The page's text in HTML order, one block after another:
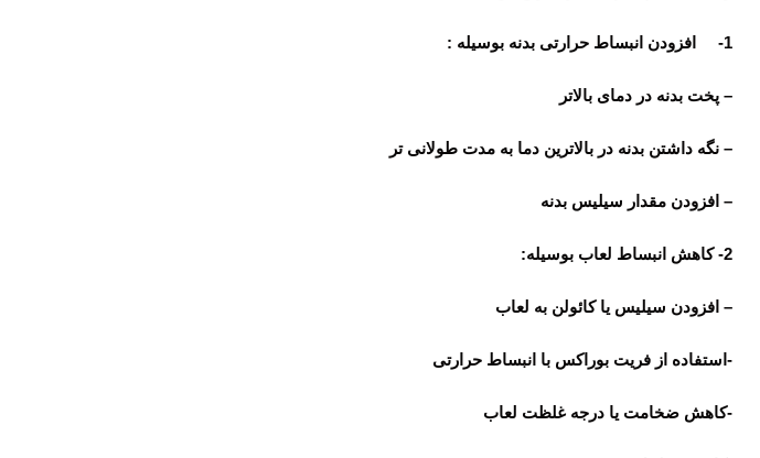
1- افزودن انبساط حرارتی بدنه بوسیله :
– پخت بدنه در دمای بالاتر
– نگه داشتن بدنه در بالاترین دما به مدت طولانی تر
– افزودن مقدار سیلیس بدنه
2- کاهش انبساط لعاب بوسیله:
– افزودن سیلیس یا کائولن به لعاب
-استفاده از فریت بوراکس با انبساط حرارتی
-کاهش ضخامت یا درجه غلظت لعاب